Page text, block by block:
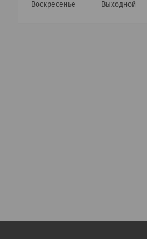
Воскресенье
Выходной